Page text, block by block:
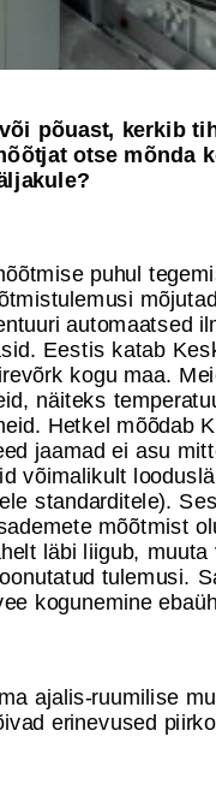
põuast, kerkib
otse mõnda
puhul
automaatsed
Eestis katab
kogu maa.
näiteks
Hetkel mõõdab
jaamad ei asu
võimalikult
standarditele).
mõõtmist
läbi liigub,
tulemusi.
kogunemine
ajalis-ruumilise
erinevused